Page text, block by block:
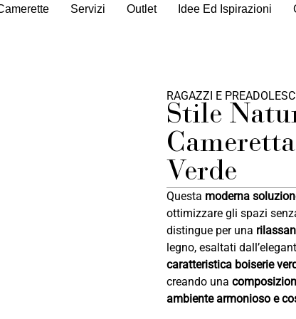
Servizi Outlet Idee Ed Ispirazioni
RAGAZZI E
Stile
Verde
Questa moderna
ottimizzare gli spazi
distingue per una
legno, esaltati
caratteristica boiserie
creando una
ambiente armonioso e